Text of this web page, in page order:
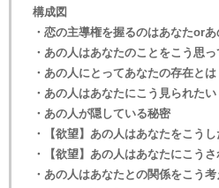
構成図
・恋の主導権を握るのはあなたor
・あの人はあなたのことをこう思っ
・あの人にとってあなたの存在とは
・あの人はあなたにこう見られたい
・あの人が隠している秘密
・【欲望】あの人はあなたをこうし
・【欲望】あの人はあなたにこう
・あの人はあなたとの関係をこう